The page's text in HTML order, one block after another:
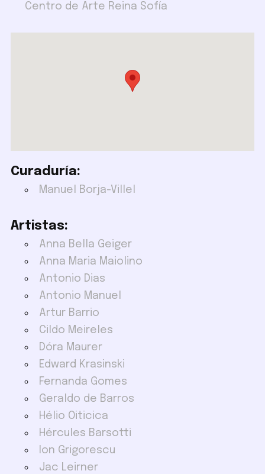
Centro de Arte Reina Sofía
Curaduría:
Manuel Borja-Villel
Artistas:
Anna Bella Geiger
Anna Maria Maiolino
Antonio Dias
Antonio Manuel
Artur Barrio
Cildo Meireles
Dóra Maurer
Edward Krasinski
Fernanda Gomes
Geraldo de Barros
Hélio Oiticica
Hércules Barsotti
Ion Grigorescu
Jac Leirner